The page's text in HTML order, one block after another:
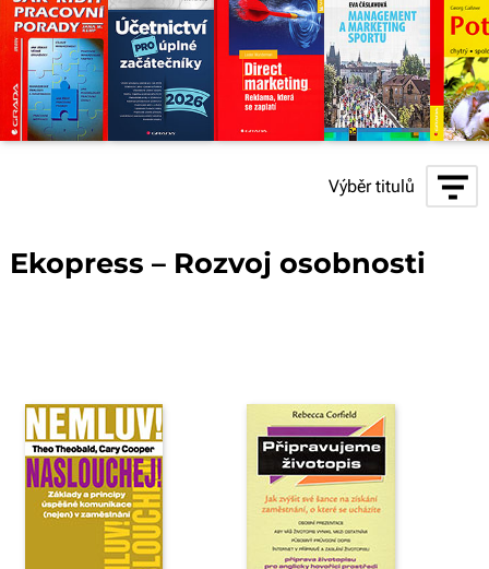
Výběr titulů
Ekopress – Rozvoj osobnosti